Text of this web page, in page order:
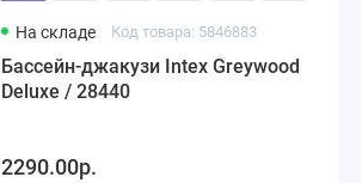
На складе Код товара: 5846883
Бассейн-джакузи Intex Greywood
Deluxe / 28440
2290.00р.